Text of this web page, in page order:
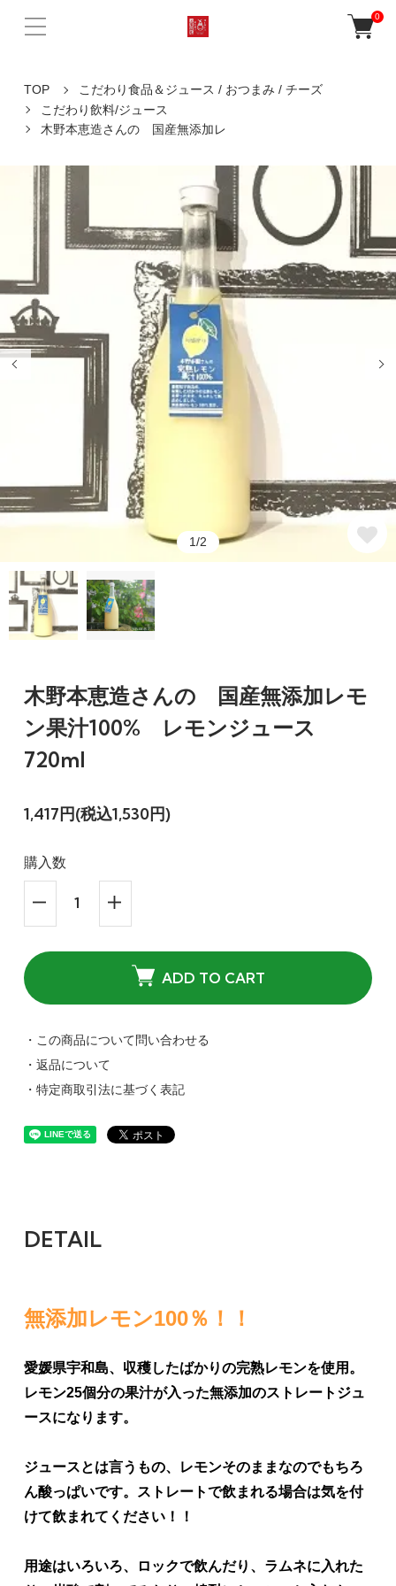
0
TOP
こだわり食品＆ジュース / おつまみ / チーズ
こだわり飲料/ジュース
木野本恵造さんの 国産無添加レ
1/2
木野本恵造さんの 国産無添加レモ
ン果汁100% レモンジュース
720ml
1,417円(税込1,530円)
購入数
ADD TO CART
・この商品について問い合わせる
・返品について
・特定商取引法に基づく表記
DETAIL
無添加レモン100％！！
愛媛県宇和島、収穫したばかりの完熟レモンを使用。
レモン25個分の果汁が入った無添加のストレートジュ
ースになります。
ジュースとは言うもの、レモンそのままなのでもちろ
ん酸っぱいです。ストレートで飲まれる場合は気を付
けて飲まれてください！！
用途はいろいろ、ロックで飲んだり、ラムネに入れた